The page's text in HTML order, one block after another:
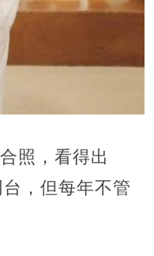
照，看得出
，但每年不管